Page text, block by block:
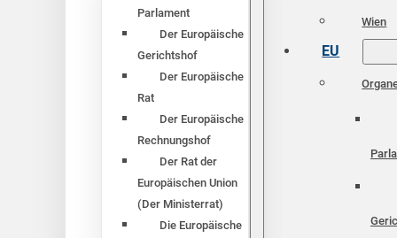
Parlament
Der Europäische
Gerichtshof
Der Europäische
Rat
Der Europäische
Rechnungshof
Der Rat der
Europäischen Union
(Der Ministerrat)
Die Europäische
Wien
EU